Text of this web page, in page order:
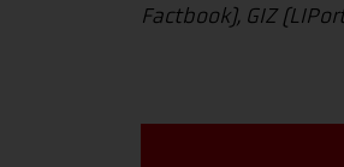
Factbook), GIZ